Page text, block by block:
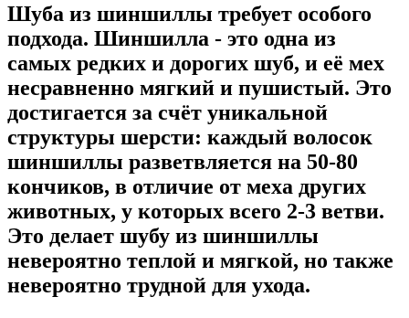
Шуба из шиншиллы требует особого
подхода. Шиншилла - это одна из
самых редких и дорогих шуб, и её мех
несравненно мягкий и пушистый. Это
достигается за счёт уникальной
структуры шерсти: каждый волосок
шиншиллы разветвляется на 50-80
кончиков, в отличие от меха других
животных, у которых всего 2-3 ветви.
Это делает шубу из шиншиллы
невероятно теплой и мягкой, но также
невероятно трудной для ухода.